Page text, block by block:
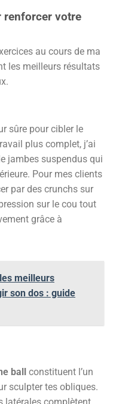
renforcer votre
au cours de ma
les meilleurs résultats
sûre pour cibler le
plus complet, j’ai
jambes suspendus qui
Pour mes clients
par des crunchs sur
sur le cou tout
grâce à
meilleurs
son dos : guide
ball constituent l’un
sculpter tes obliques.